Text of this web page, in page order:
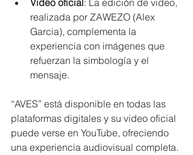
realizada por ZAWEZO (Alex
Garcia), complementa la
experiencia con imágenes que
refuerzan la simbología y el
mensaje.
“AVES” está disponible en todas las
plataformas digitales y su video oficial
puede verse en YouTube, ofreciendo
una experiencia audiovisual completa.